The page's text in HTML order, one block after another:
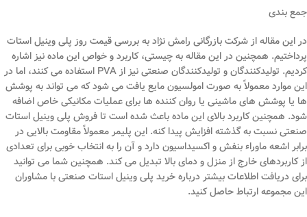
جمع بندی
در این مقاله از شرکت بازرگانی رامش نژاد به بررسی قیمت روز پلی وینیل استات
پرداختیم. همچنین در این مقاله به چیستی، کاربرد و خواص این ماده نیز اشاره
کردیم. تولیدکنندگان و تولیدکنندگان صنعتی نیز از PVA استفاده می کنند، اما در
این موارد معمولاً به صورت امولسیون مایع یافت می شود که می تواند به پوشش
ها یا پوشش های ماشینی یا روان کننده ها برای عملیات مکانیکی خاص اضافه
شود. همچنین کاربرد بالای این ماده باعث شده است تا فروش پلی وینیل استات
صنعتی نسبت به گذشته افزایش پیدا کنه. این پلیمر معمولاً مقاومت بالایی در
برابر اشعه ماوراء بنفش و اکسیداسیون دارد و آن را به انتخاب خوبی برای تعدادی
از کاربردهای خارج از منزل و دمای بالا تبدیل می کند. همچنین شما می توانید
برای دریافت اطلاعات بیشتر درباره خرید پلی وینیل استات صنعتی با مشاوران
این مجموعه ارتباط حاصل کنید.